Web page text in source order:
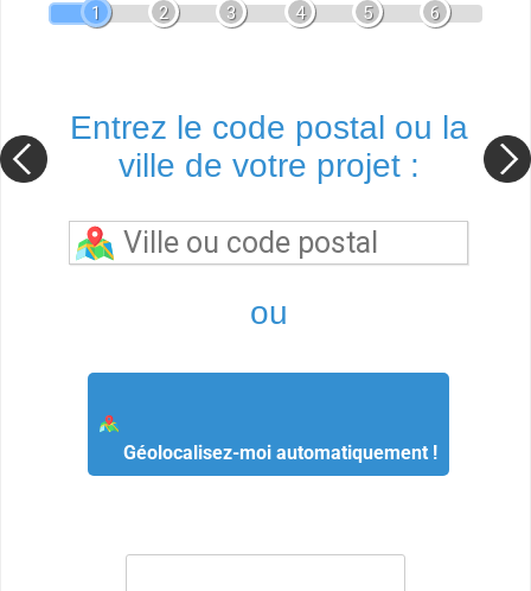
1 2 3 4 5 6
Entrez le code postal ou la
ville de votre projet :
ou
Géolocalisez-moi automatiquement !